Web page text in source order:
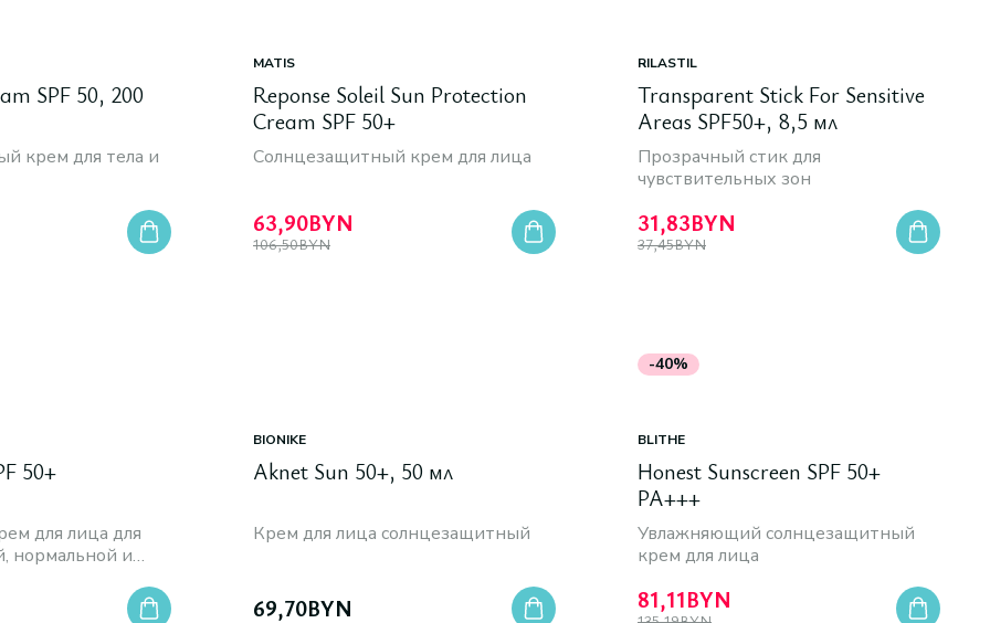
SPF 50, 200
крем для тела и
MATIS
Reponse Soleil Sun Protection
Cream SPF 50+
Солнцезащитный крем для лица
63,90BYN
106,50BYN
RILASTIL
Transparent Stick For Sensitive
Areas SPF50+, 8,5 мл
Прозрачный стик для
чувствительных зон
31,83BYN
37,45BYN
50+
для лица для
нормальной и
BIONIKE
Aknet Sun 50+, 50 мл
Крем для лица солнцезащитный
69,70BYN
-40%
BLITHE
Honest Sunscreen SPF 50+
PA+++
Увлажняющий солнцезащитный
крем для лица
81,11BYN